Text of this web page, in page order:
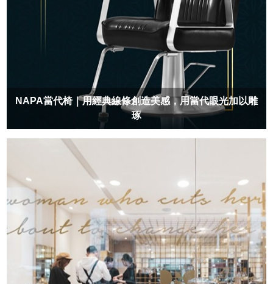
NAPA當代椅｜用經典線條創造美感，用當代眼光加以雕
琢